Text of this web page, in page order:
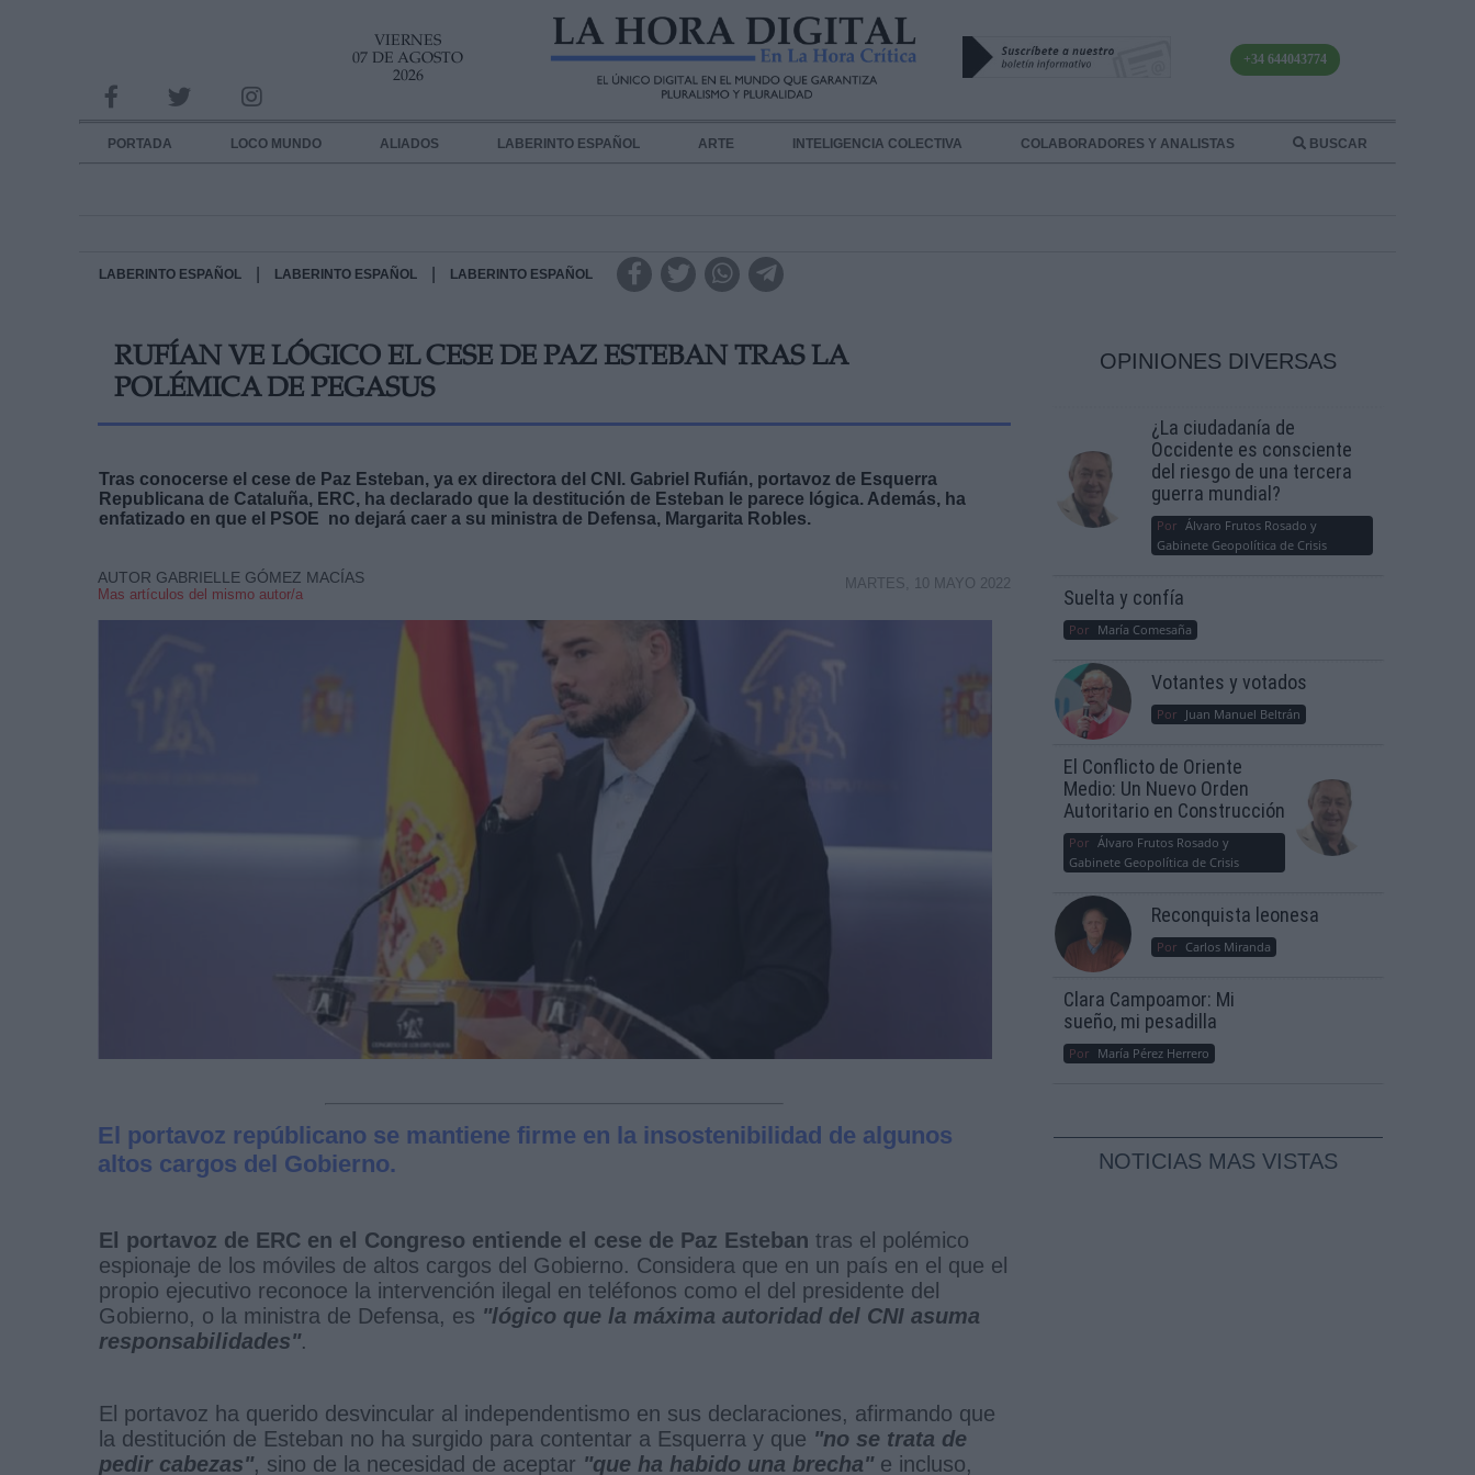
VIERNES
07 DE AGOSTO
2026
+34 644043774
PORTADA LOCO MUNDO ALIADOS LABERINTO ESPAÑOL ARTE INTELIGENCIA COLECTIVA COLABORADORES Y ANALISTAS BUSCAR
LABERINTO ESPAÑOL LABERINTO ESPAÑOL LABERINTO ESPAÑOL
RUFÍAN VE LÓGICO EL CESE DE PAZ ESTEBAN TRAS LA
POLÉMICA DE PEGASUS
Tras conocerse el cese de Paz Esteban, ya ex directora del CNI. Gabriel Rufián, portavoz de Esquerra
Republicana de Cataluña, ERC, ha declarado que la destitución de Esteban le parece lógica. Además, ha
enfatizado en que el PSOE no dejará caer a su ministra de Defensa, Margarita Robles.
AUTOR GABRIELLE GÓMEZ MACÍAS
Mas artículos del mismo autor/a
MARTES, 10 MAYO 2022
El portavoz repúblicano se mantiene firme en la insostenibilidad de algunos
altos cargos del Gobierno.
El portavoz de ERC en el Congreso entiende el cese de Paz Esteban tras el polémico
espionaje de los móviles de altos cargos del Gobierno. Considera que en un país en el que el
propio ejecutivo reconoce la intervención ilegal en teléfonos como el del presidente del
Gobierno, o la ministra de Defensa, es "lógico que la máxima autoridad del CNI asuma
responsabilidades".
El portavoz ha querido desvincular al independentismo en sus declaraciones, afirmando que
la destitución de Esteban no ha surgido para contentar a Esquerra y que "no se trata de
pedir cabezas", sino de la necesidad de aceptar "que ha habido una brecha"e incluso,
OPINIONES DIVERSAS
¿La ciudadanía de
Occidente es consciente
del riesgo de una tercera
guerra mundial?
Por Álvaro Frutos Rosado y
Gabinete Geopolítica de Crisis
Suelta y confía
Por María Comesaña
Votantes y votados
Por Juan Manuel Beltrán
El Conflicto de Oriente
Medio: Un Nuevo Orden
Autoritario en Construcción
Por Álvaro Frutos Rosado y
Gabinete Geopolítica de Crisis
Reconquista leonesa
Por Carlos Miranda
Clara Campoamor: Mi
sueño, mi pesadilla
Por María Pérez Herrero
NOTICIAS MAS VISTAS
INFORMACION SOBRE LA PROTECCIÓN DE TUS DATOS
Responsable:
Destinatarios:
link
Información adicional
link